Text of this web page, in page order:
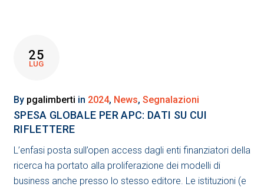
25
2024
25
LUG
By pgalimberti in 2024, News, Segnalazioni
SPESA GLOBALE PER APC: DATI SU CUI
RIFLETTERE
L’enfasi posta sull’open access dagli enti finanziatori della
ricerca ha portato alla proliferazione dei modelli di
business anche presso lo stesso editore. Le istituzioni (e